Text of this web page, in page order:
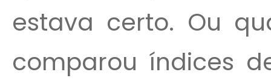
estava certo. Ou
comparou índices